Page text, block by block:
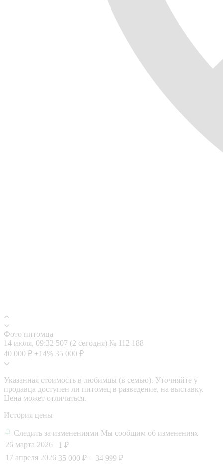
Фото питомца
14 июля, 09:32 507 (2 сегодня) № 112 188
40 000 ₽ +14% 35 000 ₽
Указанная стоимость в любимцы (в семью). Уточняйте у
продавца доступен ли питомец в разведение, на выставку.
Цена может отличаться.
История цены
Следить за изменениями Мы сообщим об изменениях
26 марта 2026
1 ₽
17 апреля 2026 35 000 ₽ + 34 999 ₽